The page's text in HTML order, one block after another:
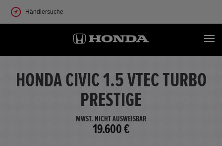
Händlersuche
HONDA CIVIC 1.5 VTEC TURBO
PRESTIGE
MWST. NICHT AUSWEISBAR
19.600 €